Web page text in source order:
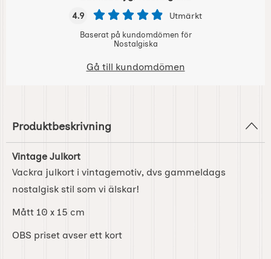
4.9 Utmärkt
Baserat på kundomdömen för
Nostalgiska
Gå till kundomdömen
Produktbeskrivning
Vintage Julkort
Vackra julkort i vintagemotiv, dvs gammeldags
nostalgisk stil som vi älskar!
Mått 10 x 15 cm
OBS priset avser ett kort